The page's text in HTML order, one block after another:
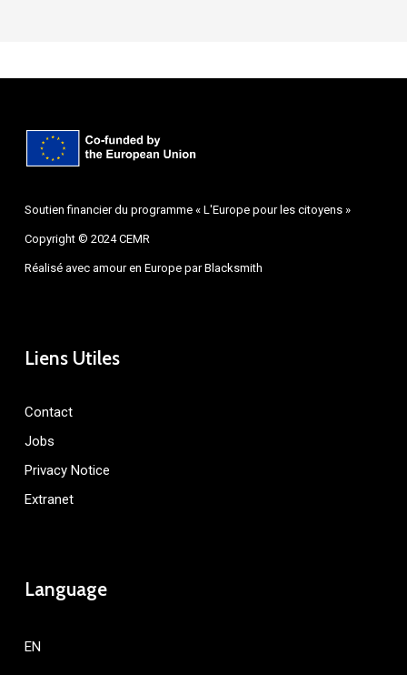
Soutien financier du programme « L'Europe pour les citoyens »
Copyright © 2024 CEMR
Réalisé avec amour en Europe parBlacksmith
Liens Utiles
Contact
Jobs
Privacy Notice
Extranet
Language
EN